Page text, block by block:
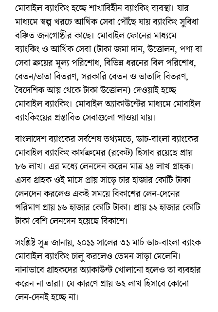
মোবাইল ব্যাংকিং হচ্ছে শাখাবিহীন ব্যাংকিং ব্যবস্থা। যার
মাধ্যমে স্বল্প খরচে আর্থিক সেবা পৌঁছে যায় ব্যাংকিং সুবিধা
বঞ্চিত জনগোষ্ঠীর কাছে। মোবাইল ফোনের মাধ্যমে
ব্যাংকিং ও আর্থিক সেবা (টাকা জমা দান, উত্তোলন, পণ্য বা
সেবা ক্রয়ের মূল্য পরিশোধ, বিভিন্ন ধরনের বিল পরিশোধ,
বেতন/ভাতা বিতরণ, সরকারি বেতন ও ভাতাদি বিতরণ,
বৈদেশিক আয় থেকে টাকা উত্তোলন) দেওয়াই হচ্ছে
মোবাইল ব্যাংকিং। মোবাইল অ্যাকাউন্টের মাধ্যমে মোবাইল
ব্যাংকিংয়ের প্রস্তাবিত সেবাগুলো পাওয়া যায়।
বাংলাদেশ ব্যাংকের সর্বশেষ তথ্যমতে, ডাচ-বাংলা ব্যাংকের
মোবাইল ব্যাংকিং কার্যক্রমের (রকেট) হিসাব রয়েছে প্রায়
৮৬ লাখ। এর মধ্যে লেনদেন করেন মাত্র ২৪ লাখ গ্রাহক।
এসব গ্রাহক ওই মাসে প্রায় সাড়ে চার হাজার কোটি টাকা
লেনদেন করলেও একই সময়ে বিকাশের লেন-দেনের
পরিমাণ প্রায় ১৬ হাজার কোটি টাকা। প্রায় ১২ হাজার কোটি
টাকা বেশি লেনদেন হয়েছে বিকাশে।
সংশ্লিষ্ট সূত্র জানায়, ২০১১ সালের ৩১ মার্চ ডাচ-বাংলা ব্যাংক
মোবাইল ব্যাংকিং চালু করলেও তেমন সাড়া মেলেনি।
নানাভাবে গ্রাহকদের অ্যাকাউন্ট খোলানো হলেও তা ব্যবহার
করেন না তারা। যে কারণে প্রায় ৬২ লাখ হিসাবে কোনো
লেন-দেনই হচ্ছে না।